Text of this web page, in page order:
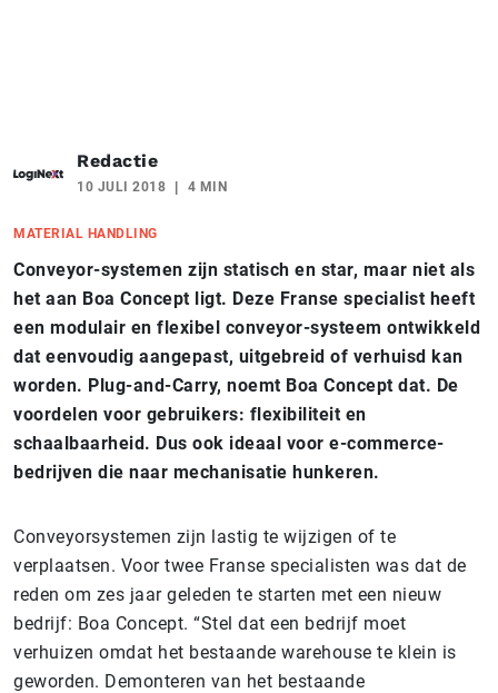
Redactie
10 JULI 2018 4 MIN
MATERIAL HANDLING
Conveyor-systemen zijn statisch en star, maar niet als
het aan Boa Concept ligt. Deze Franse specialist heeft
een modulair en flexibel conveyor-systeem ontwikkeld
dat eenvoudig aangepast, uitgebreid of verhuisd kan
worden. Plug-and-Carry, noemt Boa Concept dat. De
voordelen voor gebruikers: flexibiliteit en
schaalbaarheid. Dus ook ideaal voor e-commerce-
bedrijven die naar mechanisatie hunkeren.
Conveyorsystemen zijn lastig te wijzigen of te
verplaatsen. Voor twee Franse specialisten was dat de
reden om zes jaar geleden te starten met een nieuw
bedrijf: Boa Concept. “Stel dat een bedrijf moet
verhuizen omdat het bestaande warehouse te klein is
geworden. Demonteren van het bestaande